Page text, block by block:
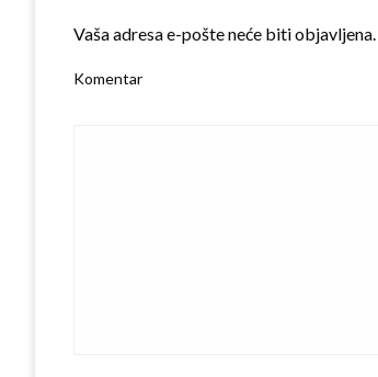
Vaša adresa e-pošte neće biti objavljena.
Komentar